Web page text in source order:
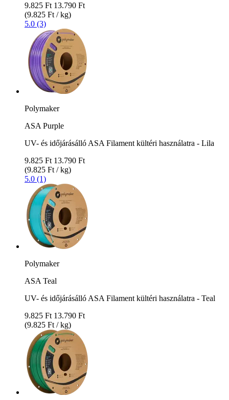
9.825 Ft 13.790 Ft
(9.825 Ft / kg)
5.0 (3)
Polymaker
ASA Purple
UV- és időjárásálló ASA Filament kültéri használatra - Lila
9.825 Ft 13.790 Ft
(9.825 Ft / kg)
5.0 (1)
Polymaker
ASA Teal
UV- és időjárásálló ASA Filament kültéri használatra - Teal
9.825 Ft 13.790 Ft
(9.825 Ft / kg)